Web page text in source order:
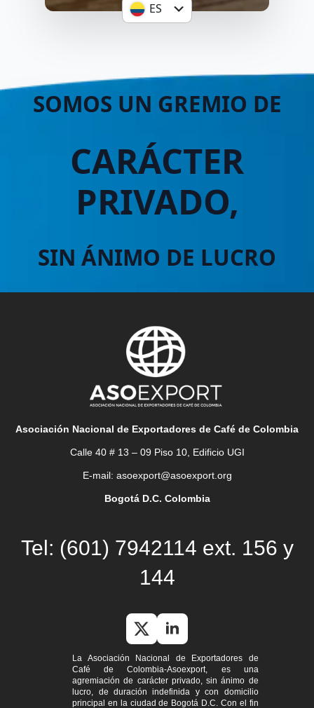
ES
SOMOS UN GREMIO DE
CARÁCTER
PRIVADO,
SIN ÁNIMO DE LUCRO
Asociación Nacional de Exportadores de Café de Colombia
Calle 40 # 13 – 09 Piso 10, Edificio UGI
E-mail: asoexport@asoexport.org
Bogotá D.C. Colombia
Tel: (601) 7942114 ext. 156 y
144
La Asociación Nacional de Exportadores de
Café de Colombia-Asoexport, es una
agremiación de carácter privado, sin ánimo de
lucro, de duración indefinida y con domicilio
principal en la ciudad de Bogotá D.C. Con el fin